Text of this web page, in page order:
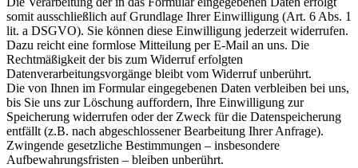
somit ausschließlich auf Grundlage Ihrer Einwilligung (Art. 6 Abs. 1
lit. a DSGVO). Sie können diese Einwilligung jederzeit widerrufen.
Dazu reicht eine formlose Mitteilung per E-Mail an uns. Die
Rechtmäßigkeit der bis zum Widerruf erfolgten
Datenverarbeitungsvorgänge bleibt vom Widerruf unberührt.
Die von Ihnen im Formular eingegebenen Daten verbleiben bei uns,
bis Sie uns zur Löschung auffordern, Ihre Einwilligung zur
Speicherung widerrufen oder der Zweck für die Datenspeicherung
entfällt (z.B. nach abgeschlossener Bearbeitung Ihrer Anfrage).
Zwingende gesetzliche Bestimmungen – insbesondere
Aufbewahrungsfristen – bleiben unberührt.